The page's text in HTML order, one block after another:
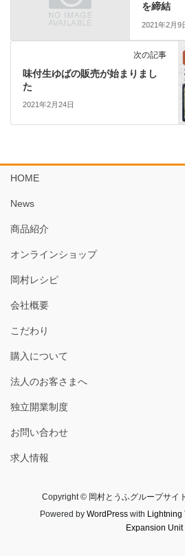
を締結
2021年2月9
次の記事
味付生ゆばの販売が始まりまし
た
2021年2月24日
HOME
News
商品紹介
オンラインショップ
岡村レシピ
会社概要
こだわり
購入について
法人のお客さまへ
独立開業制度
お問い合わせ
求人情報
Copyright © 岡村とうふグループサイ
Powered by WordPresswith Lightning
Expansion Unit